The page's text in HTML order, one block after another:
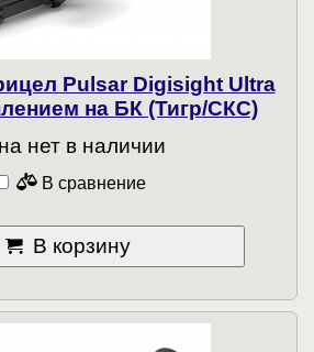
Pulsar Digisight Ultra
на БК (Тигр/СКС)
нет в наличии
В сравнение
В корзину